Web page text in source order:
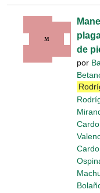
de
por